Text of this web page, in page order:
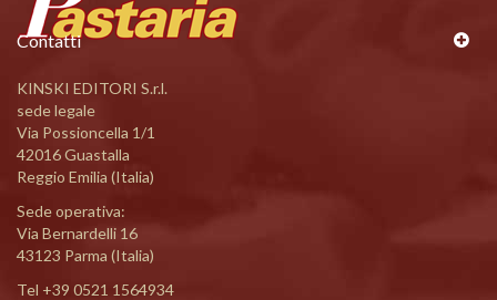
Contatti
KINSKI EDITORI S.r.l.
sede legale
Via Possioncella 1/1
42016 Guastalla
Reggio Emilia (Italia)
Sede operativa:
Via Bernardelli 16
43123 Parma (Italia)
Tel +39 0521 1564934